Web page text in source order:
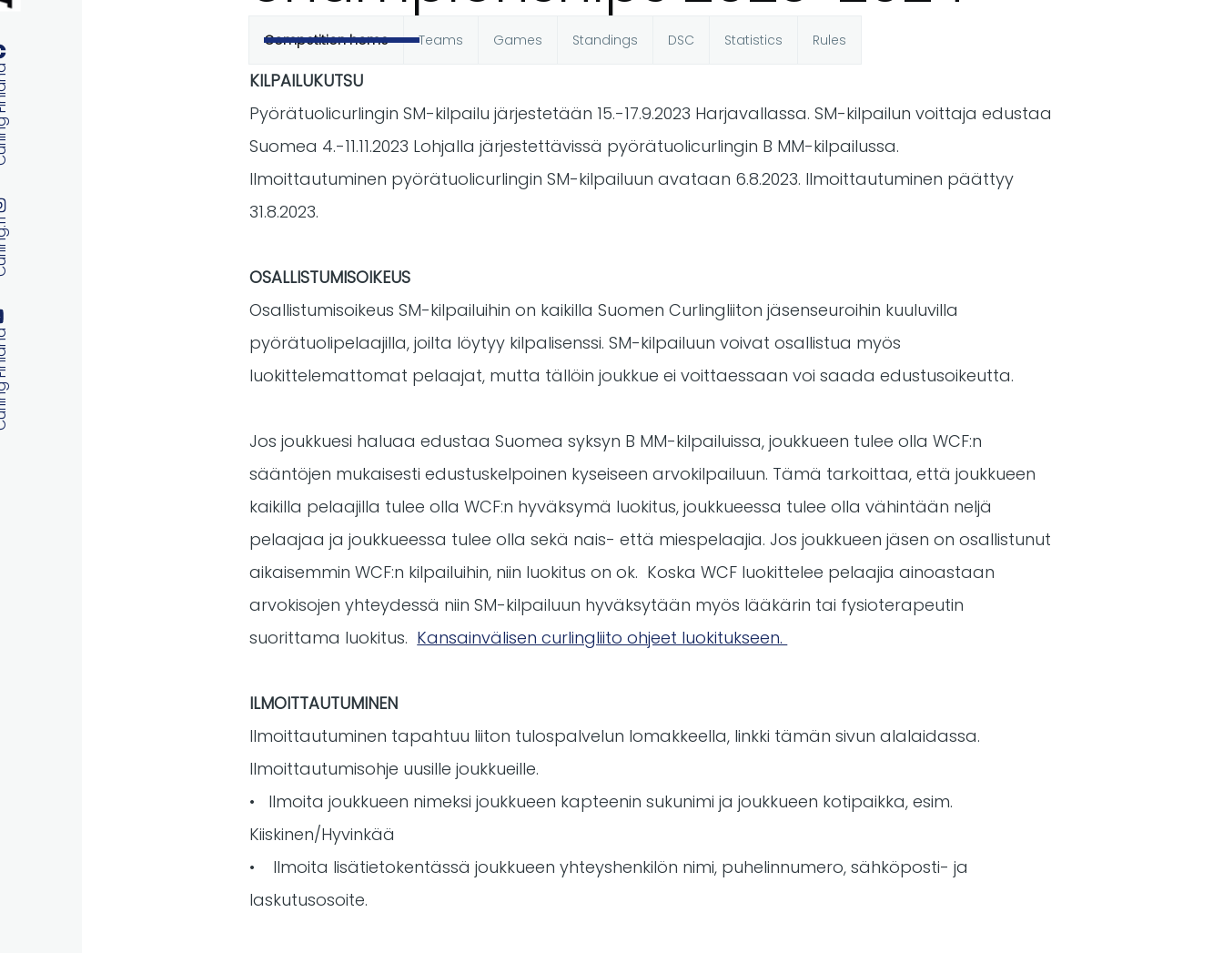
Primary
tabs
Competition home Teams Games Standings DSC Statistics Rules
KILPAILUKUTSU
Pyörätuolicurlingin SM-kilpailu järjestetään 15.-17.9.2023 Harjavallassa. SM-kilpailun voittaja edustaa
Suomea 4.-11.11.2023 Lohjalla järjestettävissä pyörätuolicurlingin B MM-kilpailussa.
Ilmoittautuminen pyörätuolicurlingin SM-kilpailuun avataan 6.8.2023. Ilmoittautuminen päättyy
31.8.2023.
OSALLISTUMISOIKEUS
Osallistumisoikeus SM-kilpailuihin on kaikilla Suomen Curlingliiton jäsenseuroihin kuuluvilla
pyörätuolipelaajilla, joilta löytyy kilpalisenssi. SM-kilpailuun voivat osallistua myös
luokittelemattomat pelaajat, mutta tällöin joukkue ei voittaessaan voi saada edustusoikeutta.
Jos joukkuesi haluaa edustaa Suomea syksyn B MM-kilpailuissa, joukkueen tulee olla WCF:n
sääntöjen mukaisesti edustuskelpoinen kyseiseen arvokilpailuun. Tämä tarkoittaa, että joukkueen
kaikilla pelaajilla tulee olla WCF:n hyväksymä luokitus, joukkueessa tulee olla vähintään neljä
pelaajaa ja joukkueessa tulee olla sekä nais- että miespelaajia. Jos joukkueen jäsen on osallistunut
aikaisemmin WCF:n kilpailuihin, niin luokitus on ok. Koska WCF luokittelee pelaajia ainoastaan
arvokisojen yhteydessä niin SM-kilpailuun hyväksytään myös lääkärin tai fysioterapeutin
suorittama luokitus. Kansainvälisen curlingliito ohjeet luokitukseen.
ILMOITTAUTUMINEN
Ilmoittautuminen tapahtuu liiton tulospalvelun lomakkeella, linkki tämän sivun alalaidassa.
Ilmoittautumisohje uusille joukkueille.
• Ilmoita joukkueen nimeksi joukkueen kapteenin sukunimi ja joukkueen kotipaikka, esim.
Kiiskinen/Hyvinkää
• Ilmoita lisätietokentässä joukkueen yhteyshenkilön nimi, puhelinnumero, sähköposti- ja
laskutusosoite.